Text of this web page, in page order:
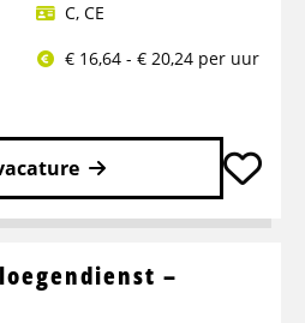
C, CE
€ 16,64 - € 20,24 per uur
–